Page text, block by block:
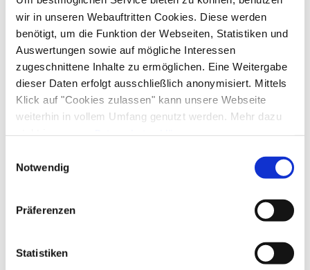
wir in unseren Webauftritten Cookies. Diese werden
benötigt, um die Funktion der Webseiten, Statistiken und
Auswertungen sowie auf mögliche Interessen
zugeschnittene Inhalte zu ermöglichen. Eine Weitergabe
dieser Daten erfolgt ausschließlich anonymisiert. Mittels
Klick auf "Cookies zulassen" kann unsere Webseite
weiterhin in vollem Umfang genutzt werden. Mehr dazu
steht in unserer Datenschutzerklärung.
gelistet.
Notwendig
Präferenzen
Statistiken